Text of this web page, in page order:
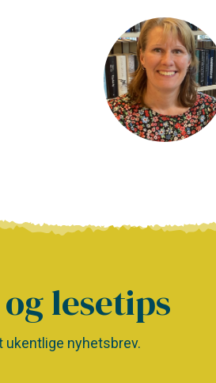
lesetips
ukentlige nyhetsbrev.